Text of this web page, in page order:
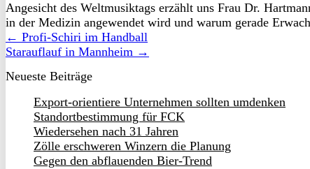
Angesicht des Weltmusiktags erzählt uns Frau Dr.
in der Medizin angewendet wird und warum gerade
← Profi-Schiri im Handball
Starauflauf in Mannheim →
Neueste Beiträge
Export-orientiere Unternehmen sollten umdenken
Standortbestimmung für FCK
Wiedersehen nach 31 Jahren
Zölle erschweren Winzern die Planung
Gegen den abflauenden Bier-Trend